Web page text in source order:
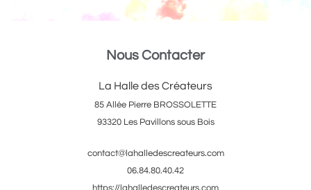
Nous Contacter
La Halle des Créateurs
85 Allée Pierre BROSSOLETTE
93320 Les Pavillons sous Bois
contact@lahalledescreateurs.com
06.84.80.40.42